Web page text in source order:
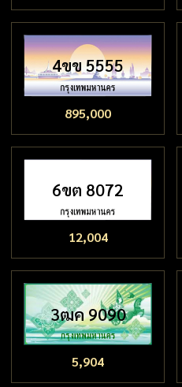
4ขข 5555
895,000
6ขต 8072
12,004
3ฒค 9090
5,904